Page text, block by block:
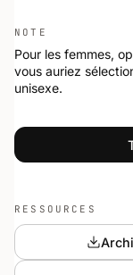
RESSOURCES
NOTE
Pour les femmes,
vous auriez
unisexe.